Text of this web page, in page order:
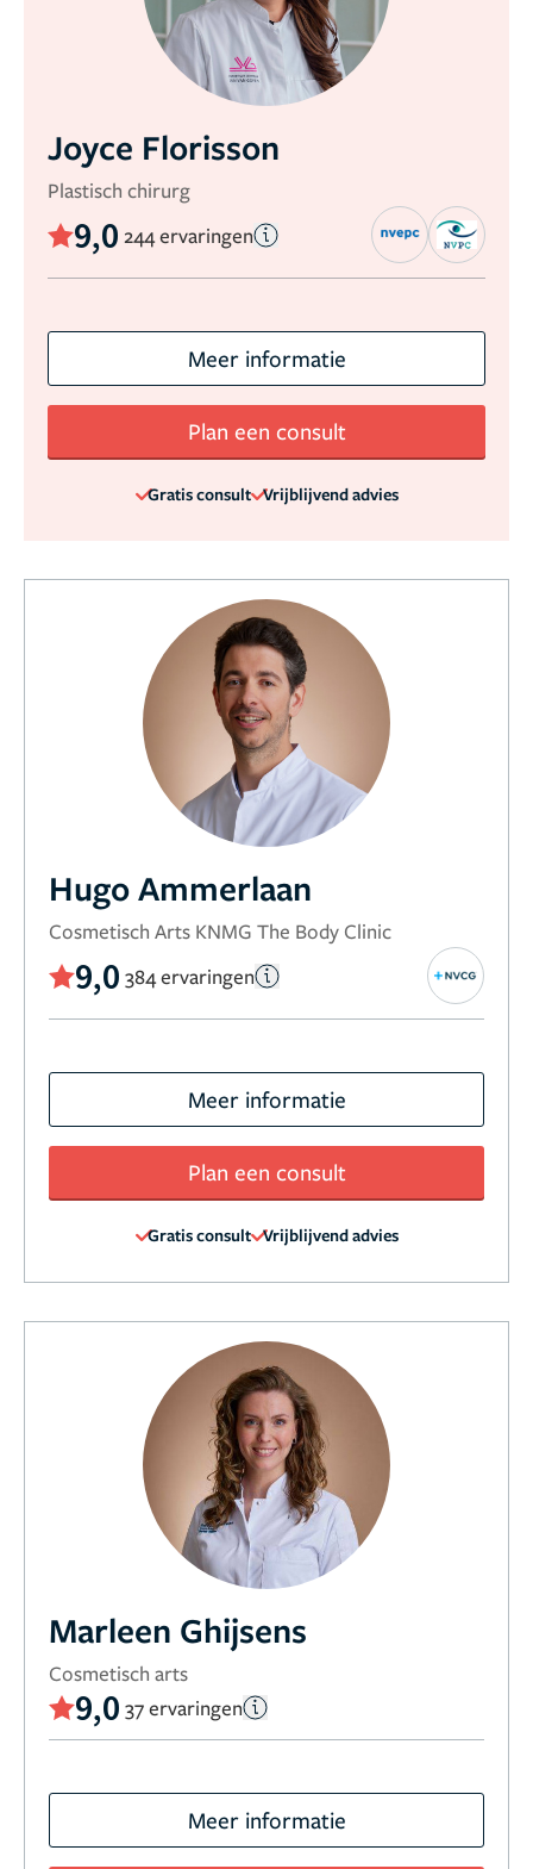
Joyce Florisson
Plastisch chirurg
9,0 244 ervaringen
Meer informatie
Plan een consult
Gratis consult Vrijblijvend advies
Hugo Ammerlaan
Cosmetisch Arts KNMG The Body Clinic
9,0 384 ervaringen
Meer informatie
Plan een consult
Gratis consult Vrijblijvend advies
Marleen Ghijsens
Cosmetisch arts
9,0 37 ervaringen
Meer informatie